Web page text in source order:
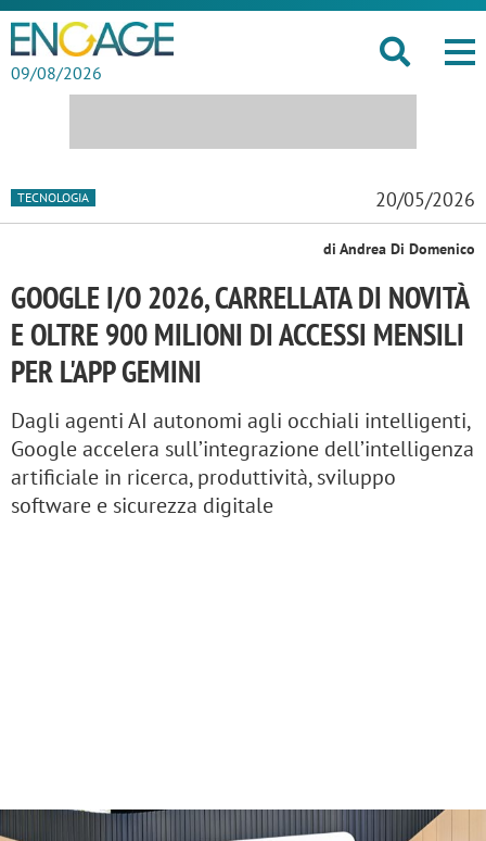
09/08/2026
TECNOLOGIA 20/05/2026
di Andrea Di Domenico
GOOGLE I/O 2026, CARRELLATA DI NOVITÀ
E OLTRE 900 MILIONI DI ACCESSI MENSILI
PER L'APP GEMINI
Dagli agenti AI autonomi agli occhiali intelligenti,
Google accelera sull’integrazione dell’intelligenza
artificiale in ricerca, produttività, sviluppo
software e sicurezza digitale